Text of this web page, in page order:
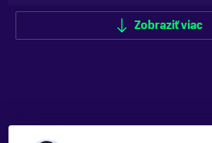
Zobraziť menej
Zobraziť viac